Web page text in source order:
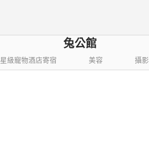
兔公館
星級寵物酒店寄宿 美容 攝影